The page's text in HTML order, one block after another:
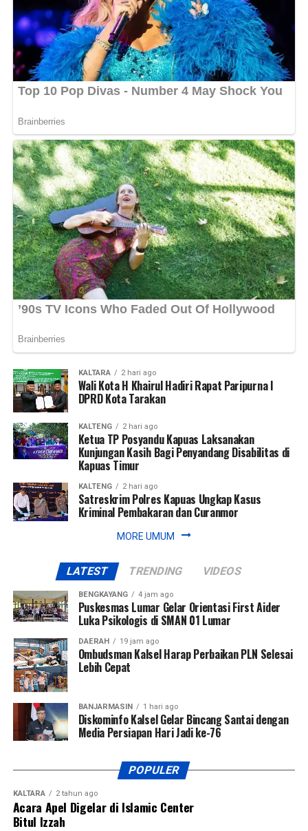
kemampuan teknis operator dan adanya pergantian
petugas di sejumlah desa maupun kelurahan.
Maka itu mengatasi persoalan tersebut DPMD
mengembangkan inovasi PROAKTIF atau Profil
Desa/Kelurahan yang Akurat Aktual Terintegrasi dan
kecamatan hingga DPMD dalam proses pemutakhiran dan
validasi data.
“Kami ingin seluruh data desa
dan kelurahan dapat diinput secara akurat sehingga mampu
menggambarkan kondisi riil sebagai dasar penilaian
perkembangan desa,” ujarnya. (Ujg/SB)
Views: 29
Bagikan ke
WhatsApp 0 Facebook 0
Messenger
KALTARA 2 hari ago
Wali Kota H Khairul Hadiri Rapat Paripurna I
DPRD Kota Tarakan
KALTENG 2 hari ago
Ketua TP Posyandu Kapuas Laksanakan
Kunjungan Kasih Bagi Penyandang Disabilitas di
Kapuas Timur
KALTENG 2 hari ago
Satreskrim Polres Kapuas Ungkap Kasus
Kriminal Pembakaran dan Curanmor
MORE UMUM
LATEST TRENDING VIDEOS
BENGKAYANG 4 jam ago
Puskesmas Lumar Gelar Orientasi First Aider
Luka Psikologis di SMAN 01 Lumar
DAERAH 19 jam ago
Ombudsman Kalsel Harap Perbaikan PLN Selesai
Lebih Cepat
BANJARMASIN 1 hari ago
Diskominfo Kalsel Gelar Bincang Santai dengan
Media Persiapan Hari Jadi ke-76
POPULER
KALTARA 2 tahun ago
Acara Apel Digelar di Islamic Center
Bitul Izzah